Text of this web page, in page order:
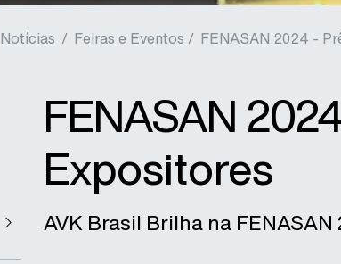
Notícias / Feiras e Eventos / FENASAN 2024 -
FENASAN
Expositores
AVK Brasil Brilha na